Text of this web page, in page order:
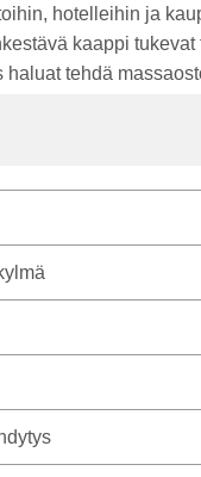
hotelleihin ja
kaappi
tehdä